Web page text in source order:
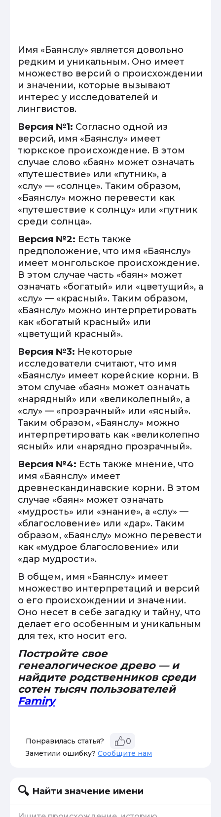
Имя «Баянслу» является довольно
редким и уникальным. Оно имеет
множество версий о происхождении
и значении, которые вызывают
интерес у исследователей и
лингвистов.
Версия №1: Согласно одной из
версий, имя «Баянслу» имеет
тюркское происхождение. В этом
случае слово «баян» может означать
«путешествие» или «путник», а
«слу» — «солнце». Таким образом,
«Баянслу» можно перевести как
«путешествие к солнцу» или «путник
среди солнца».
Версия №2: Есть также
предположение, что имя «Баянслу»
имеет монгольское происхождение.
В этом случае часть «баян» может
означать «богатый» или «цветущий», а
«слу» — «красный». Таким образом,
«Баянслу» можно интерпретировать
как «богатый красный» или
«цветущий красный».
Версия №3: Некоторые
исследователи считают, что имя
«Баянслу» имеет корейские корни. В
этом случае «баян» может означать
«нарядный» или «великолепный», а
«слу» — «прозрачный» или «ясный».
Таким образом, «Баянслу» можно
интерпретировать как «великолепно
ясный» или «нарядно прозрачный».
Версия №4: Есть также мнение, что
имя «Баянслу» имеет
древнескандинавские корни. В этом
случае «баян» может означать
«мудрость» или «знание», а «слу» —
«благословение» или «дар». Таким
образом, «Баянслу» можно перевести
как «мудрое благословение» или
«дар мудрости».
В общем, имя «Баянслу» имеет
множество интерпретаций и версий
о его происхождении и значении.
Оно несет в себе загадку и тайну, что
делает его особенным и уникальным
для тех, кто носит его.
Постройте свое
генеалогическое древо — и
найдите родственников среди
сотен тысяч пользователей
Famiry
Понравилась статья? 0
Заметили ошибку? Сообщите нам
Найти значение имени